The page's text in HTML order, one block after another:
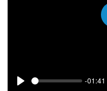
Seek
-01:41